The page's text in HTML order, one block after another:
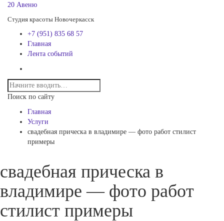
20 Авеню
Студия красоты Новочеркасск
+7 (951) 835 68 57
Главная
Лента событий
Поиск по сайту
Главная
Услуги
свадебная прическа в владимире — фото работ стилист
примеры
свадебная прическа в
владимире — фото работ
стилист примеры